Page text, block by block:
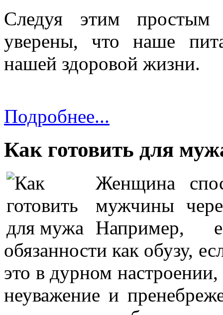
Следуя этим
уверены, что наше
нашей здоровой жизни.
Подробнее...
Как готовить для
Женщина
мужчины
Например,
обязанности как обузу,
это в дурном
неуважение и